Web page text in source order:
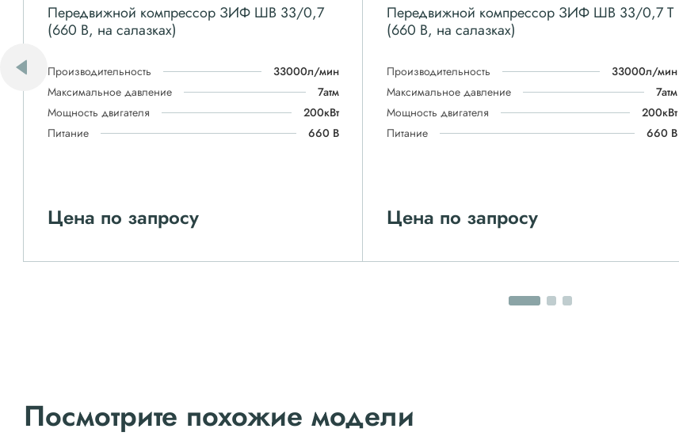
Передвижной компрессор ЗИФ ШВ 33/0,7
(660 В, на салазках)
Производительность
33000л/мин
Максимальное давление
7атм
Мощность двигателя
200кВт
Питание
660 В
Цена по запросу
Передвижной компрессор ЗИФ ШВ 33/0,7 Т
(660 В, на салазках)
Производительность
33000л/мин
Максимальное давление
7атм
Мощность двигателя
200кВт
Питание
660 В
Цена по запросу
Посмотрите похожие модели